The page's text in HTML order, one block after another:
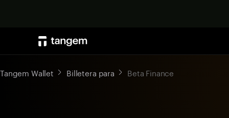
Tangem Wallet Billetera para Beta Finance